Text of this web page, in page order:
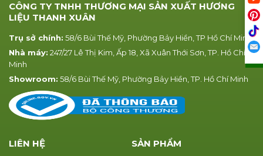
CÔNG TY TNHH THƯƠNG MẠI SẢN XUẤT HƯƠNG
LIỆU THANH XUÂN
Trụ sở chính: 58/6 Bùi Thế Mỹ, Phường Bảy Hiền, TP Hồ Chí Minh
Nhà máy: 247/27 Lê Thị Kim, Ấp 18, Xã Xuân Thới Sơn, TP. Hồ Chí
Minh
Showroom: 58/6 Bùi Thế Mỹ, Phường Bảy Hiền, TP. Hồ Chí Minh
SẢN PHẨM
LIÊN HỆ